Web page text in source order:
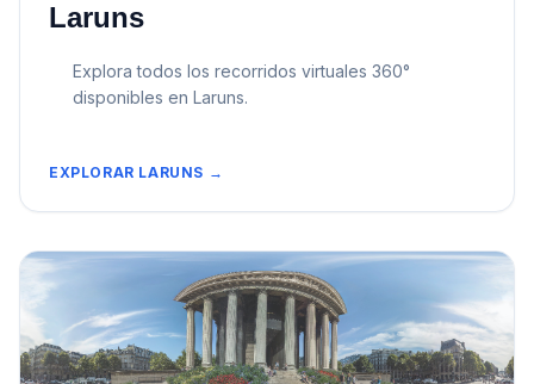
Laruns
Explora todos los recorridos virtuales 360°
disponibles en Laruns.
EXPLORAR LARUNS →